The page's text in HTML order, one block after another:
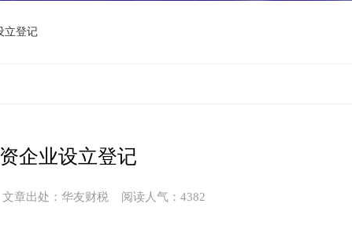
立登记
企业设立登记
文章出处：华友财税 阅读人气：4382